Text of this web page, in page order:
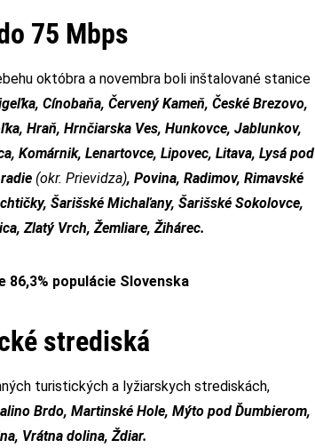
75 Mbps
októbra a novembra boli inštalované stanice
Cínobaňa, Červený Kameň, České Brezovo,
Hraň, Hrnčiarska Ves, Hunkovce, Jablunkov,
Komárnik, Lenartovce, Lipovec, Litava, Lysá pod
(okr. Prievidza), Povina, Radimov, Rimavské
Šarišské Michaľany, Šarišské Sokolovce,
Zlatý Vrch, Žemliare, Žihárec.
86,3% populácie Slovenska
strediská
turistických a lyžiarskych strediskách,
Brdo, Martinské Hole, Mýto pod Ďumbierom,
Vrátna dolina, Ždiar.